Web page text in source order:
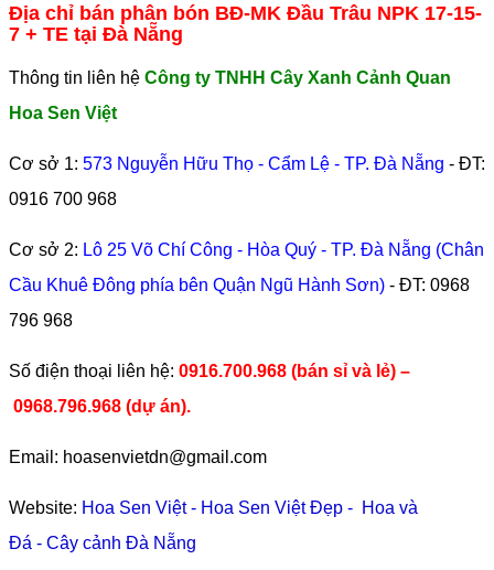
Địa chỉ bán phân bón BĐ-MK Đầu Trâu NPK 17-15-
7 + TE tại Đà Nẵng
Thông tin liên hệ Công ty TNHH Cây Xanh Cảnh Quan
Hoa Sen Việt
Cơ sở 1: 573 Nguyễn Hữu Thọ - Cẩm Lệ - TP. Đà Nẵng - ĐT:
0916 700 968
Cơ sở 2: Lô 25 Võ Chí Công - Hòa Quý - TP. Đà Nẵng (Chân
Cầu Khuê Đông phía bên Quận Ngũ Hành Sơn) - ĐT: 0968
796 968
​Số điện thoại liên hệ: 0916.700.968 (bán sỉ và lẻ) –
0968.796.968 (dự án).
Email: hoasenvietdn@gmail.com
Website: Hoa Sen Việt- Hoa Sen Việt Đẹp - Hoa và
Đá - Cây cảnh Đà Nẵng